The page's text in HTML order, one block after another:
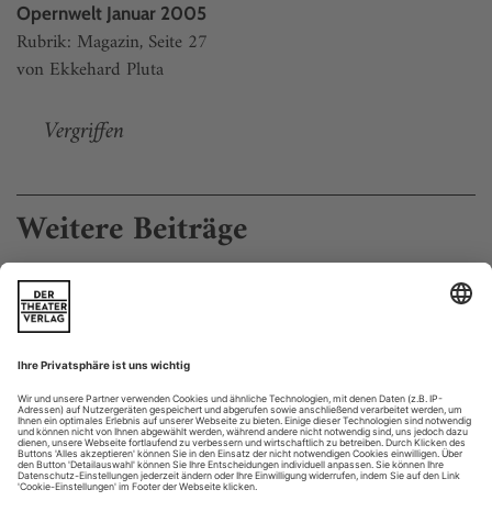
Opernwelt Januar 2005
Rubrik: Magazin, Seite 27
von Ekkehard Pluta
Vergriffen
Weitere Beiträge
Wie willig waren die Komponisten der Nazi-Ära?
Acht Fallstudien des kanadischen Sozialhistorikers Michael H. Kater
Sozialgeschichte des Jazz und der klassischen Musik im
Dritten Reich hat der kanadische Sozialhistoriker Mi­chael
H.Kater – zumindest in Deutschland – gewaltig Staub
aufgewirbelt. Nun schließt er seine Beschäftigung mit acht
Fallstudien über Komponisten der Nazi-Zeit ab. Dass es sich